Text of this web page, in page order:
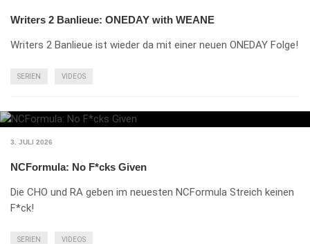
Writers 2 Banlieue: ONEDAY with WEANE
Writers 2 Banlieue ist wieder da mit einer neuen ONEDAY Folge!
SERIEN VIDEOS
3. JULI 2026
NCFormula: No F*cks Given
Die CHO und RA geben im neuesten NCFormula Streich keinen
F*ck!
SERIEN VIDEOS